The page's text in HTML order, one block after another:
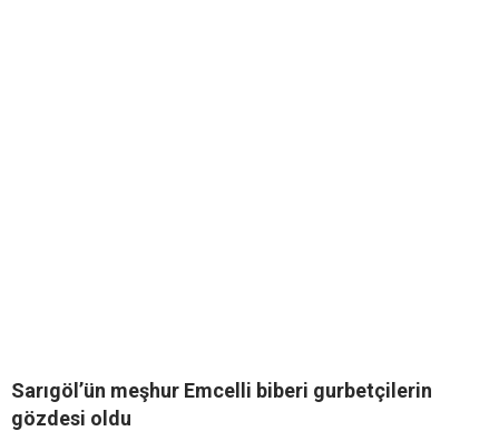
Sarıgöl’ün meşhur Emcelli biberi gurbetçilerin
gözdesi oldu